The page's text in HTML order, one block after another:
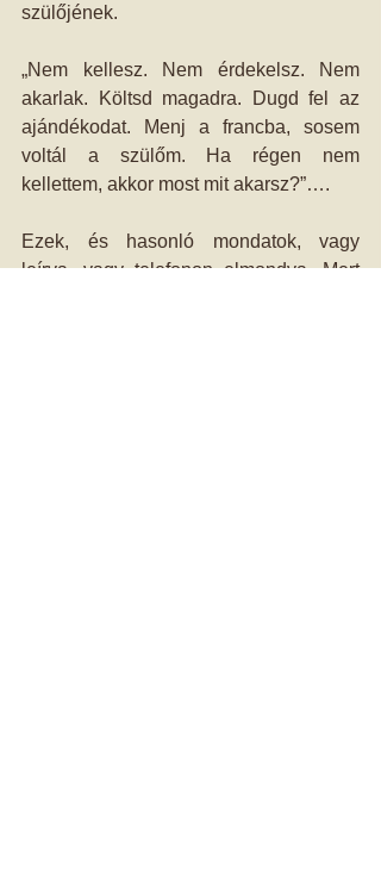
szülőjének.
„Nem kellesz. Nem érdekelsz. Nem
akarlak. Költsd magadra. Dugd fel az
ajándékodat. Menj a francba, sosem
voltál a szülőm. Ha régen nem
kellettem, akkor most mit akarsz?”….
Ezek, és hasonló mondatok, vagy
leírva, vagy telefonon elmondva. Mert